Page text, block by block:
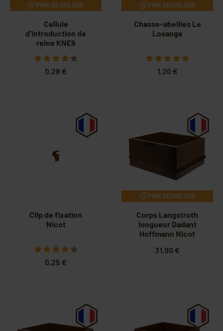
PRIX DEGRESSIF
Cellule
d'introduction de
reine KNE9
0,28 €
PRIX DEGRESSIF
Chasse-abeilles Le
Losange
1,20 €
Clip de fixation
Nicot
0,25 €
PRIX DEGRESSIF
Corps Langstroth
longueur Dadant
Hoffmann Nicot
31,90 €